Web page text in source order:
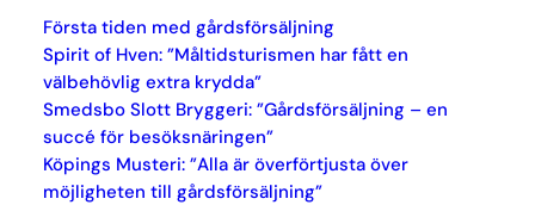
Första tiden med gårdsförsäljning
Spirit of Hven: ”Måltidsturismen har fått en
välbehövlig extra krydda”
Smedsbo Slott Bryggeri: ”Gårdsförsäljning – en
succé för besöksnäringen”
Köpings Musteri: ”Alla är överförtjusta över
möjligheten till gårdsförsäljning”